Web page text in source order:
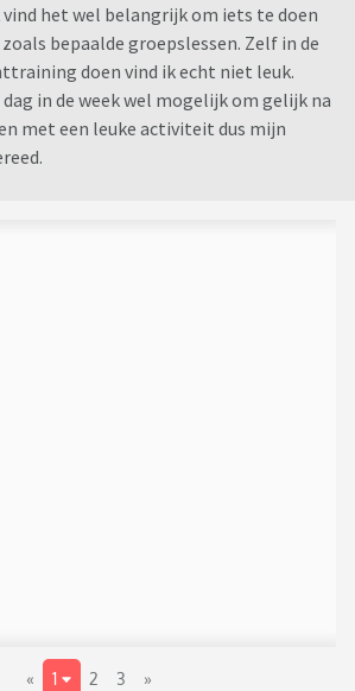
het wel belangrijk om iets te doen
bepaalde groepslessen. Zelf in de
doen vind ik echt niet leuk.
in de week wel mogelijk om gelijk na
met een leuke activiteit dus mijn
« 1 2 3 »